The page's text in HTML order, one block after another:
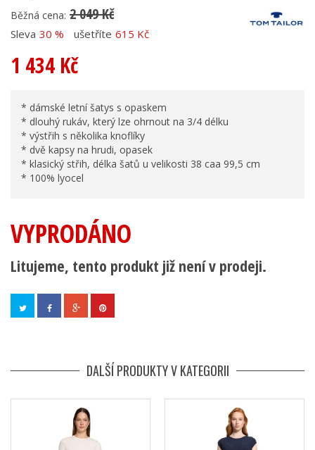
Běžná cena: 2 049 Kč
Sleva 30 % ušetříte 615 Kč
1 434 Kč
* dámské letní šatys s opaskem
* dlouhý rukáv, který lze ohrnout na 3/4 délku
* výstřih s několika knoflíky
* dvě kapsy na hrudi, opasek
* klasický střih, délka šatů u velikosti 38 caa 99,5 cm
* 100% lyocel
VYPRODÁNO
Litujeme, tento produkt již není v prodeji.
DALŠÍ PRODUKTY V KATEGORII